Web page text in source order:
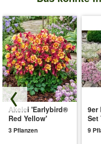
Akelei 'Earlybird®
Red Yellow'
3 Pflanzen
9er
Set
9